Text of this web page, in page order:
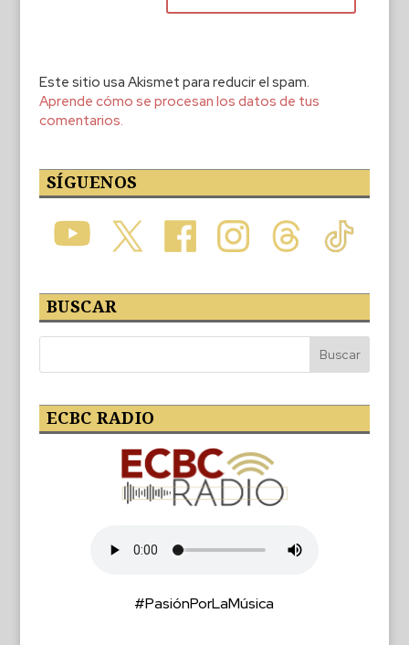
Este sitio usa Akismet para reducir el spam.
Aprende cómo se procesan los datos de tus
comentarios.
SÍGUENOS
BUSCAR
ECBC RADIO
#PasiónPorLaMúsica